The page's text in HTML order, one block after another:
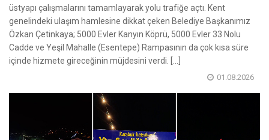
üstyapı çalışmalarını tamamlayarak yolu trafiğe açtı. Kent
genelindeki ulaşım hamlesine dikkat çeken Belediye Başkanımız
Özkan Çetinkaya; 5000 Evler Kanyın Köprü, 5000 Evler 33 Nolu
Cadde ve Yeşil Mahalle (Esentepe) Rampasının da çok kısa süre
içinde hizmete gireceğinin müjdesini verdi. [...]
01.08.2026